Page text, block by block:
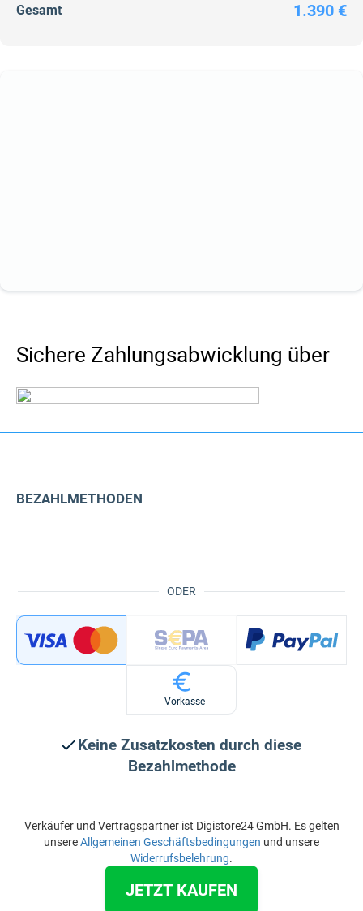
Gesamt 1.390 €
Sichere Zahlungsabwicklung über
ODER
BEZAHLMETHODEN
Vorkasse
Keine Zusatzkosten durch diese
Bezahlmethode
Verkäufer und Vertragspartner ist Digistore24 GmbH. Es gelten
unsereAllgemeinen Geschäftsbedingungen und unsere
Widerrufsbelehrung.
JETZT KAUFEN